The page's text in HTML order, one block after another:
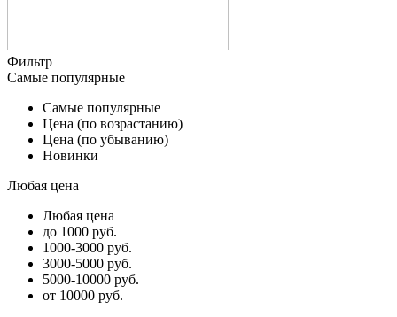
Фильтр
Самые популярные
Самые популярные
Цена (по возрастанию)
Цена (по убыванию)
Новинки
Любая цена
Любая цена
до 1000 руб.
1000-3000 руб.
3000-5000 руб.
5000-10000 руб.
от 10000 руб.